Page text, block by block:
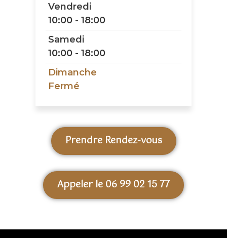
Vendredi
10:00 - 18:00
Samedi
10:00 - 18:00
Dimanche
Fermé
Prendre Rendez-vous
Appeler le 06 99 02 15 77